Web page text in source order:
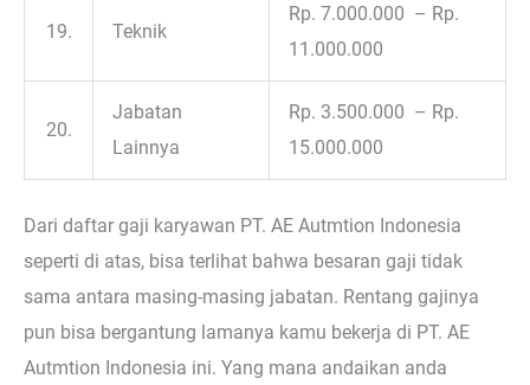
19. Teknik
Rp. 7.000.000 – Rp.
11.000.000
20.
Jabatan
Lainnya
Rp. 3.500.000 – Rp.
15.000.000
Dari daftar gaji karyawan PT. AE Autmtion Indonesia
seperti di atas, bisa terlihat bahwa besaran gaji tidak
sama antara masing-masing jabatan. Rentang gajinya
pun bisa bergantung lamanya kamu bekerja di PT. AE
Autmtion Indonesia ini. Yang mana andaikan anda